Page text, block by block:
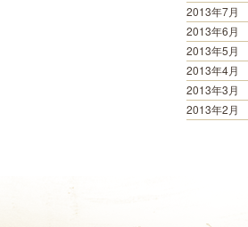
2013年7月
2013年6月
2013年5月
2013年4月
2013年3月
2013年2月